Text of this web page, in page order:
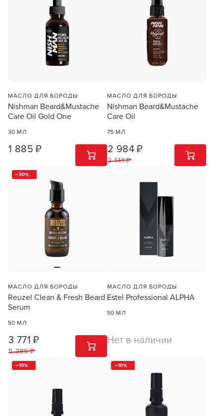
МАСЛО ДЛЯ БОРОДЫ
Nishman Beard&Mustache
Care Oil Gold One
30 МЛ
1 885 ₽ 1 ШТ
МАСЛО ДЛЯ БОРОДЫ
Nishman Beard&Mustache
Care Oil
75 МЛ
2 984 ₽
3 141 ₽
1 ШТ
30
МАСЛО ДЛЯ БОРОДЫ
Reuzel Clean & Fresh Beard
Serum
50 МЛ
3 771 ₽
5 386 ₽
1 ШТ
МАСЛО ДЛЯ БОРОДЫ
Estel Professional ALPHA
50 МЛ
Нет в наличии
10 10
ПРОДОЛЖУ ЗДЕСЬ